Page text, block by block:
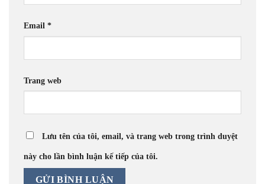
Email *
Trang web
Lưu tên của tôi, email, và trang web trong trình duyệt
này cho lần bình luận kế tiếp của tôi.